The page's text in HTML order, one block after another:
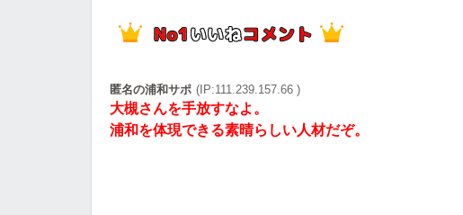
匿名の浦和サポ (IP:111.239.157.66 )
大槻さんを手放すなよ。
浦和を体現できる素晴らしい人材だぞ。